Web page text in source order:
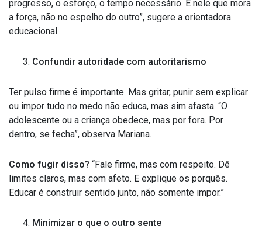
progresso, o esforço, o tempo necessário. É nele que mora
a força, não no espelho do outro”, sugere a orientadora
educacional.
Confundir autoridade com autoritarismo
Ter pulso firme é importante. Mas gritar, punir sem explicar
ou impor tudo no medo não educa, mas sim afasta. “O
adolescente ou a criança obedece, mas por fora. Por
dentro, se fecha”, observa Mariana.
Como fugir disso? “Fale firme, mas com respeito. Dê
limites claros, mas com afeto. E explique os porquês.
Educar é construir sentido junto, não somente impor.”
Minimizar o que o outro sente